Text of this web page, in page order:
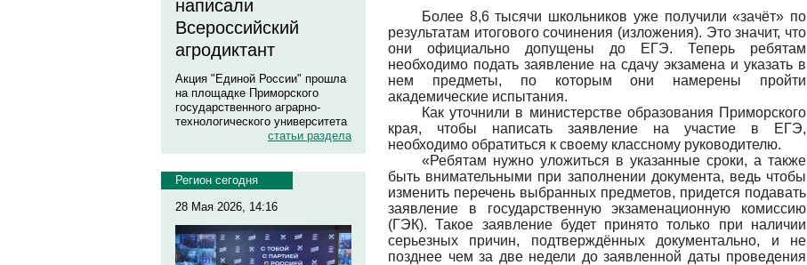
написали
Всероссийский
агродиктант
Акция "Единой России" прошла
на площадке Приморского
государственного аграрно-
технологического университета
статьи раздела
Регион сегодня
28 Мая 2026, 14:16
Более 8,6 тысячи школьников уже получили «зачёт» по
результатам итогового сочинения (изложения). Это значит, что
они официально допущены до ЕГЭ. Теперь ребятам
необходимо подать заявление на сдачу экзамена и указать в
нем предметы, по которым они намерены пройти
академические испытания.
Как уточнили в министерстве образования Приморского
края, чтобы написать заявление на участие в ЕГЭ,
необходимо обратиться к своему классному руководителю.
«Ребятам нужно уложиться в указанные сроки, а также
быть внимательными при заполнении документа, ведь чтобы
изменить перечень выбранных предметов, придется подавать
заявление в государственную экзаменационную комиссию
(ГЭК). Такое заявление будет принято только при наличии
серьезных причин, подтверждённых документально, и не
позднее чем за две недели до заявленной даты проведения